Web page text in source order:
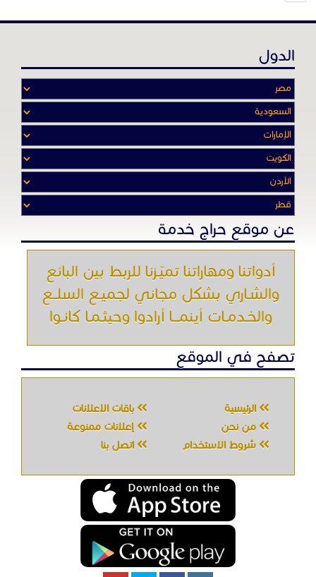
الدول
عن موقع حراج خدمة
أدواتنا ومهاراتنا تميّـزنا للربط بين البائع
والشـاري بشكل مجاني لجميـع السلــع
والخـدمـات أينمـــا أرادوا وحيثـمـا كانـوا
تصفح في الموقع
الرئيسية
باقات الإعلانات
من نحن
إعلانات ممنوعة
شروط الاستخدام
اتصل بنا